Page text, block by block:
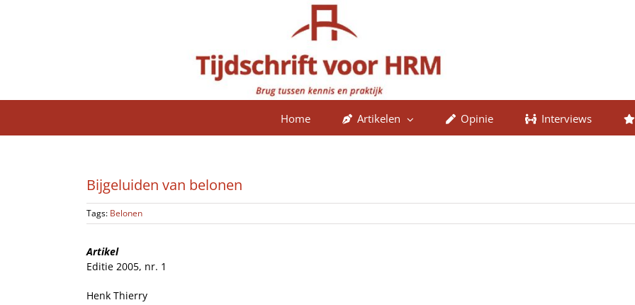
Home Artikelen Opinie Interviews
Bijgeluiden van belonen
Tags: Belonen
Artikel
Editie 2005, nr. 1
Henk Thierry